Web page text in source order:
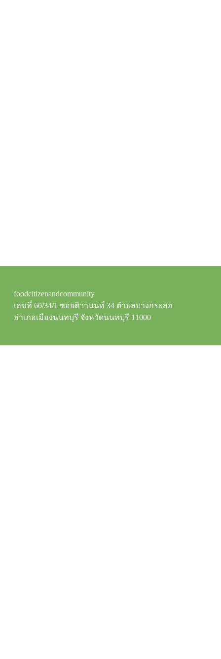
foodcitizenandcommunity
เลขที่ 60/34/1 ซอยติวานนท์ 34 ตำบลบางกระสอ
อำเภอเมืองนนทบุรี จังหวัดนนทบุรี 11000